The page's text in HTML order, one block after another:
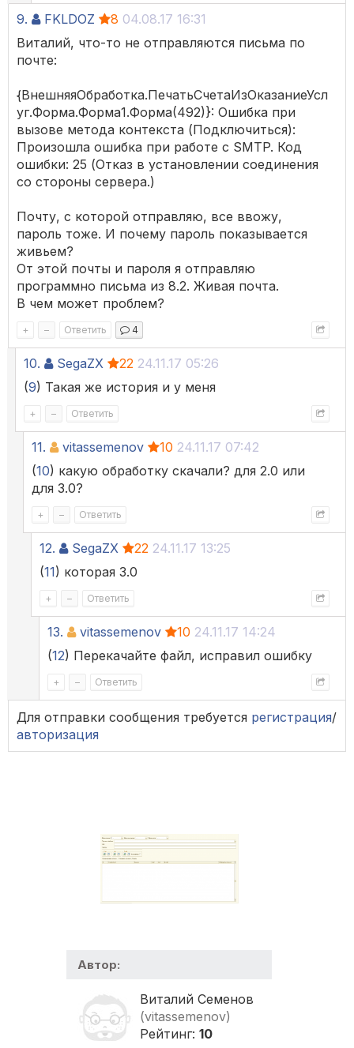
9. FKLDOZ 8 04.08.17 16:31
Виталий, что-то не отправляются письма по
почте:
{ВнешняяОбработка.ПечатьСчетаИзОказаниеУсл
уг.Форма.Форма1.Форма(492)}: Ошибка при
вызове метода контекста (Подключиться):
Произошла ошибка при работе с SMTP. Код
ошибки: 25 (Отказ в установлении соединения
со стороны сервера.)
Почту, с которой отправляю, все ввожу,
пароль тоже. И почему пароль показывается
живьем?
От этой почты и пароля я отправляю
программно письма из 8.2. Живая почта.
В чем может проблем?
+ – Ответить 4
10. SegaZX 22 24.11.17 05:26
(9) Такая же история и у меня
+ – Ответить
11. vitassemenov 10 24.11.17 07:42
(10) какую обработку скачали? для 2.0 или
для 3.0?
+ – Ответить
12. SegaZX 22 24.11.17 13:25
(11) которая 3.0
+ – Ответить
13. vitassemenov 10 24.11.17 14:24
(12) Перекачайте файл, исправил ошибку
+ – Ответить
Для отправки сообщения требуется регистрация/
авторизация
Автор:
Виталий Семенов
(vitassemenov)
Рейтинг: 10